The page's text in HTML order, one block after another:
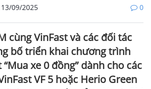
09/2025 0
cùng VinFast và các đối tác
bố triển khai chương trình
xe 0 đồng” dành cho các
VF 5 hoặc Herio Green